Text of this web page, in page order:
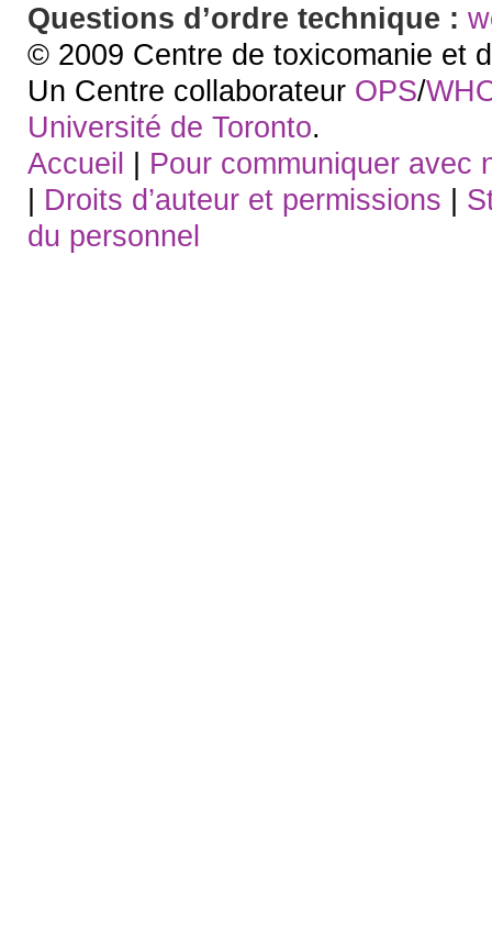
Questions d’ordre technique :
© 2009 Centre de toxicomanie et
Un Centre collaborateur OPS/
Université de Toronto.
Accueil | Pour communiquer avec
| Droits d’auteur et permissions |
du personnel